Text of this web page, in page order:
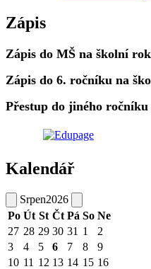
Zápis
Zápis do MŠ na školní
Zápis do 6. ročníku na
Přestup do jiného ročníku
Kalendář
Srpen2026
Po Út St Čt Pá So Ne
27 28 29 30 31 1
2
3
4 5 6 7 8
9
10 11 12 13 14 15 16